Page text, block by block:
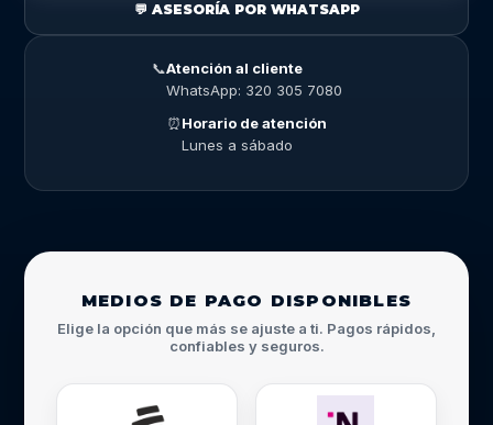
💬 ASESORÍA POR WHATSAPP
📞Atención al cliente
WhatsApp: 320 305 7080
⏰Horario de atención
Lunes a sábado
MEDIOS DE PAGO DISPONIBLES
Elige la opción que más se ajuste a ti. Pagos rápidos,
confiables y seguros.